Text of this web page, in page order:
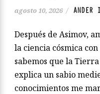
agosto 10, 2026 / ANDER
Después de Asimov,
la ciencia cósmica
sabemos que la
explica un sabio
conocimientos me